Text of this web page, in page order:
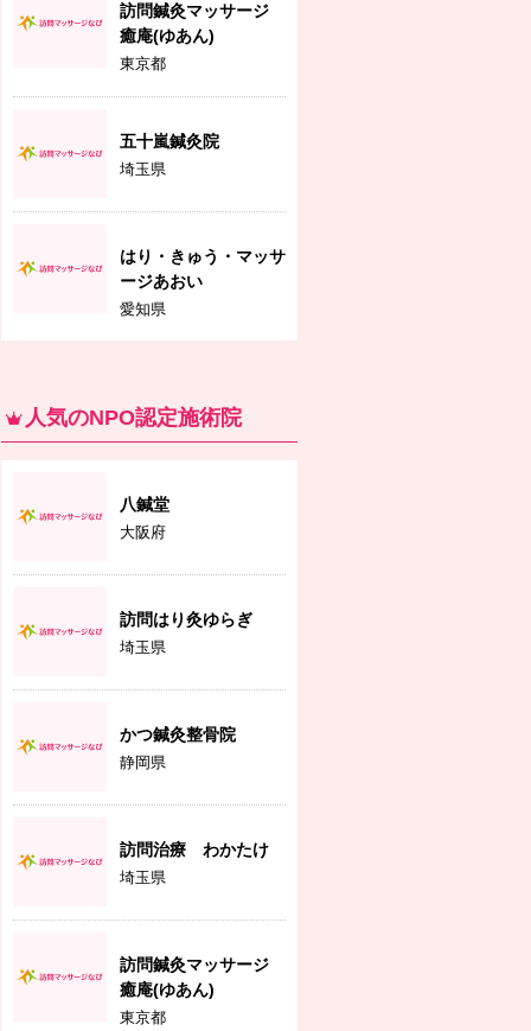
訪問鍼灸マッサージ
癒庵(ゆあん)
東京都
五十嵐鍼灸院
埼玉県
はり・きゅう・マッサ
ージあおい
愛知県
人気のNPO認定施術院
八鍼堂
大阪府
訪問はり灸ゆらぎ
埼玉県
かつ鍼灸整骨院
静岡県
訪問治療 わかたけ
埼玉県
訪問鍼灸マッサージ
癒庵(ゆあん)
東京都